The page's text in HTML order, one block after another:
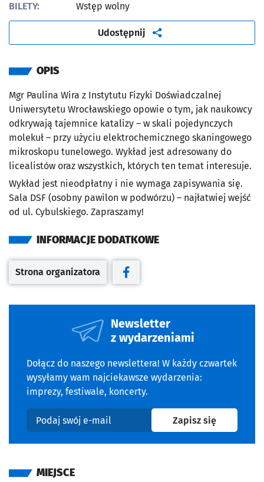
BILETY:
Wstęp wolny
Udostępnij artykuł
OPIS
Mgr Paulina Wira z Instytutu Fizyki Doświadczalnej
Uniwersytetu Wrocławskiego opowie o tym, jak naukowcy
odkrywają tajemnice katalizy – w skali pojedynczych
molekuł – przy użyciu elektrochemicznego skaningowego
mikroskopu tunelowego. Wykład jest adresowany do
licealistów oraz wszystkich, których ten temat interesuje.
Wykład jest nieodpłatny i nie wymaga zapisywania się.
Sala DSF (osobny pawilon w podwórzu) – najłatwiej wejść
od ul. Cybulskiego. Zapraszamy!
INFORMACJE DODATKOWE
Otwiera się w nowej karcie
Strona organizatora
Otwiera się w nowej karcie
Newsletter
z wydarzeniami
Dołącz do naszego newslettera! W każdy czwartek
wysyłamy wam najciekawsze wydarzenia:
imprezy, festiwale, koncerty.
Podaj swój e-mail
Zapisz sięna
MIEJSCE